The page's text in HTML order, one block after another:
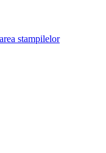
stampilelor